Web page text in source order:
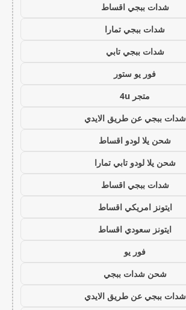
شدات ببجي اقساط
شدات ببجي تمارا
شدات ببجي تابي
فور يو ستور
متجر 4u
شدات ببجي عن طريق الايدي
شحن يلا لودو اقساط
شحن يلا لودو تابي تمارا
شدات ببجي اقساط
ايتونز امريكي اقساط
ايتونز سعودي اقساط
فور يو
شحن شدات ببجي
شدات ببجي عن طريق الايدي